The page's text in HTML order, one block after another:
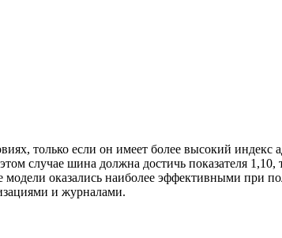
только если он имеет более высокий
случае шина должна достичь показателя
оказались наиболее эффективными при
и журналами.